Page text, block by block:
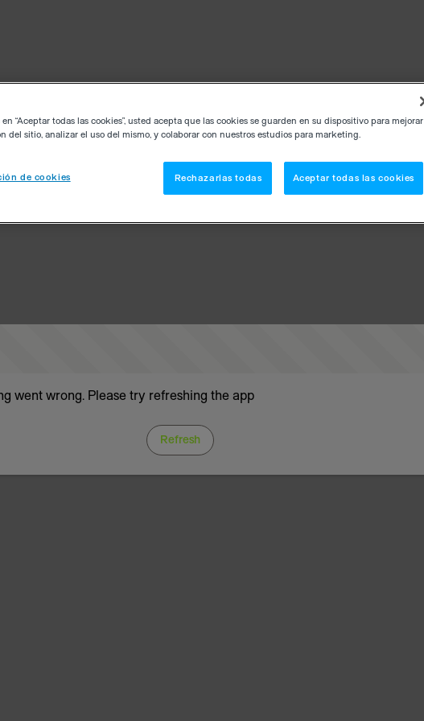
went wrong. Please try refreshing the app
Refresh
“Aceptar todas las cookies”, usted acepta que las cookies se guarden en su dispositivo para mejorar
del sitio, analizar el uso del mismo, y colaborar con nuestros estudios para marketing.
de cookies Rechazarlas todas Aceptar todas las cookies